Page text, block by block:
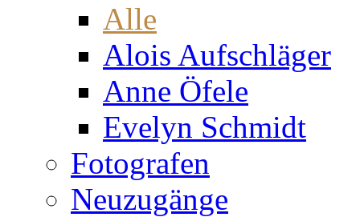
Alle
Alois Aufschläger
Anne Öfele
Evelyn Schmidt
Fotografen
Neuzugänge